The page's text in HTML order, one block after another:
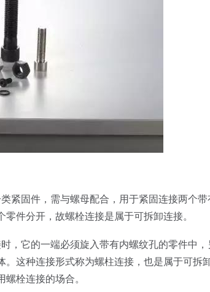
紧固件，需与螺母配合，用于紧固连接两个
件分开，故螺栓连接是属于可拆卸连接。
，它的一端必须旋入带有内螺纹孔的零件中
这种连接形式称为螺柱连接，也是属于可拆
栓连接的场合。